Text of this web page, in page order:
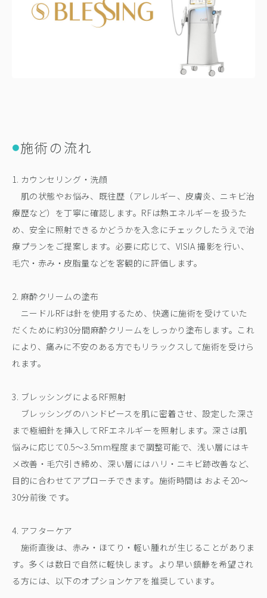
●施術の流れ
1. カウンセリング・洗顔
肌の状態やお悩み、既往歴（アレルギー、皮膚炎、ニキビ治
療歴など）を丁寧に確認します。RFは熱エネルギーを扱うた
め、安全に照射できるかどうかを入念にチェックしたうえで治
療プランをご提案します。必要に応じて、VISIA 撮影を行い、
毛穴・赤み・皮脂量などを客観的に評価します。
2. 麻酔クリームの塗布
ニードルRFは針を使用するため、快適に施術を受けていた
だくために約30分間麻酔クリームをしっかり塗布します。これ
により、痛みに不安のある方でもリラックスして施術を受けら
れます。
3. ブレッシングによるRF照射
ブレッシングのハンドピースを肌に密着させ、設定した深さ
まで極細針を挿入してRFエネルギーを照射します。深さは肌
悩みに応じて0.5〜3.5mm程度まで調整可能で、浅い層にはキ
メ改善・毛穴引き締め、深い層にはハリ・ニキビ跡改善など、
目的に合わせてアプローチできます。施術時間は およそ20〜
30分前後 です。
4. アフターケア
施術直後は、赤み・ほてり・軽い腫れが生じることがありま
す。多くは数日で自然に軽快します。より早い鎮静を希望され
る方には、以下のオプションケアを推奨しています。